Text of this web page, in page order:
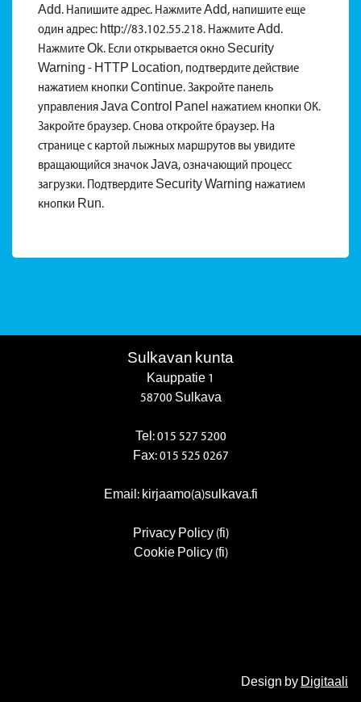
Add. Напишите адрес. Нажмите Add, напишите еще
один адрес: http://83.102.55.218. Нажмите Add.
Нажмите Ok. Если открывается окно Security
Warning - HTTP Location, подтвердите действие
нажатием кнопки Continue. Закройте панель
управления Java Control Panel нажатием кнопки ОК.
Закройте браузер. Снова откройте браузер. На
странице с картой лыжных маршрутов вы увидите
вращающийся значок Java, означающий процесс
загрузки. Подтвердите Security Warning нажатием
кнопки Run.
Sulkavan kunta
Kauppatie 1
58700 Sulkava
Tel:015 527 5200
Fax:015 525 0267
Email: kirjaamo(a)sulkava.fi
Privacy Policy (fi)
Cookie Policy (fi)
Design by Digitaali